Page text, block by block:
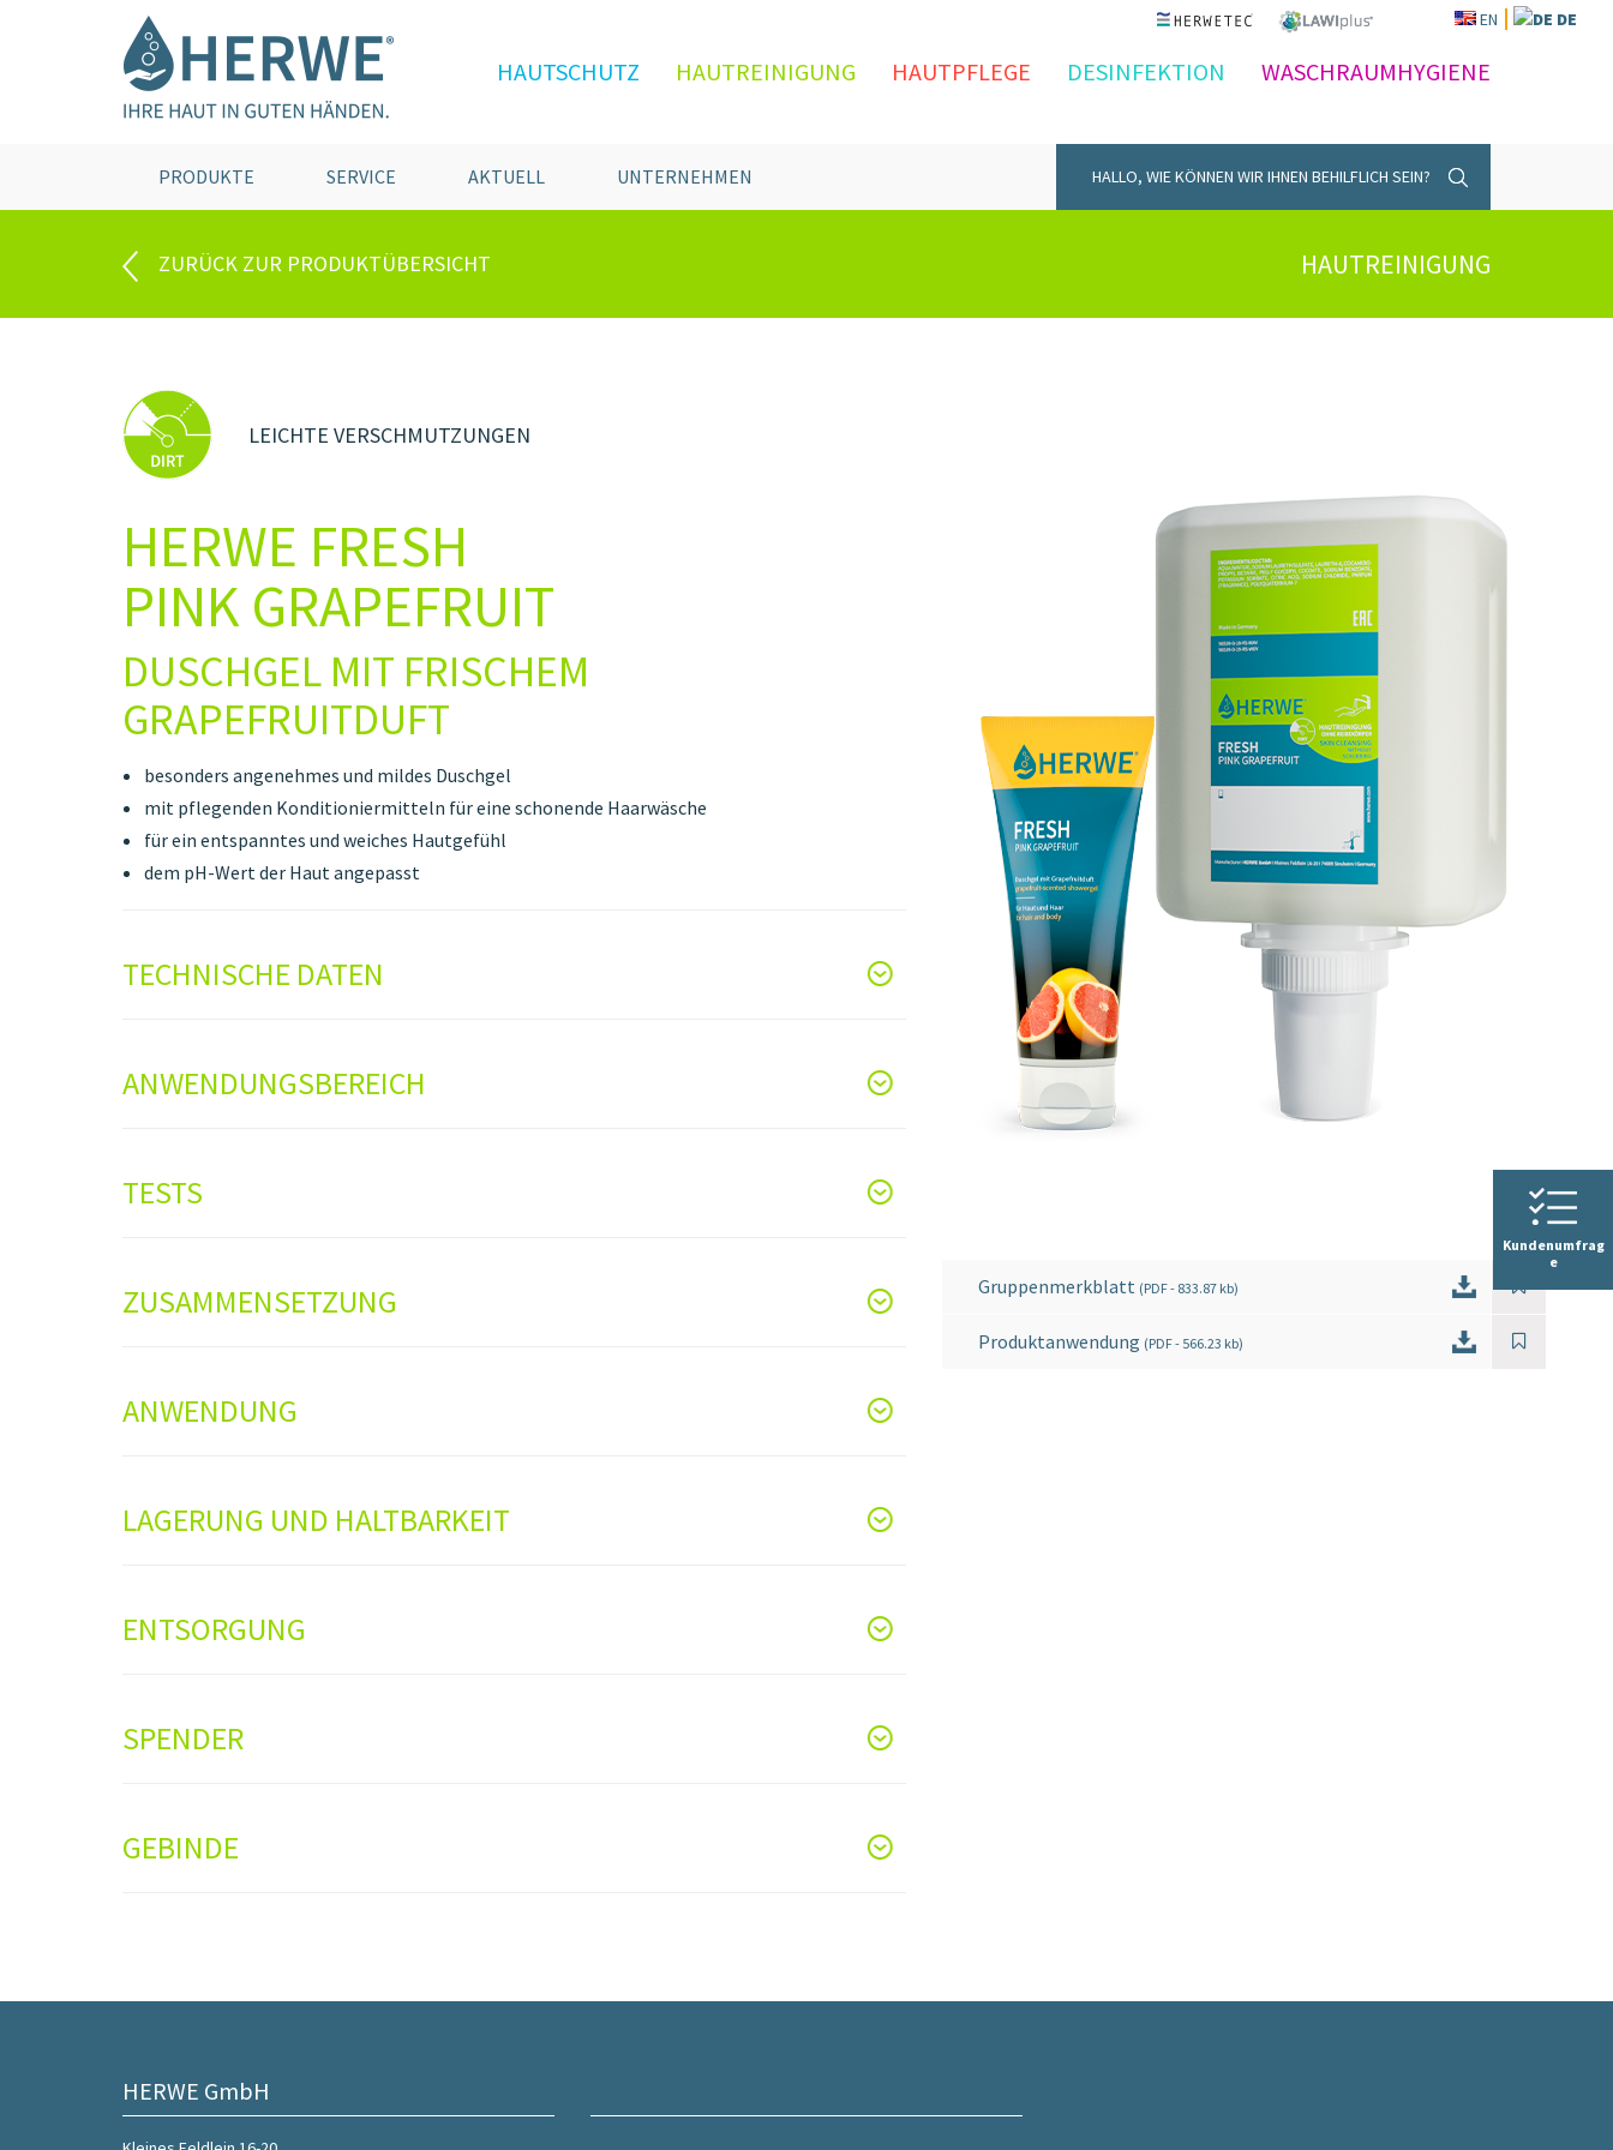
EN DE
HAUTSCHUTZ HAUTREINIGUNG HAUTPFLEGE DESINFEKTION WASCHRAUMHYGIENE
PRODUKTE SERVICE AKTUELL UNTERNEHMEN HALLO, WIE KÖNNEN WIR IHNEN BEHILFLICH SEIN?
ZURÜCK ZUR PRODUKTÜBERSICHT HAUTREINIGUNG
LEICHTE VERSCHMUTZUNGEN
HERWE FRESH
PINK GRAPEFRUIT
DUSCHGEL MIT FRISCHEM
GRAPEFRUITDUFT
besonders angenehmes und mildes Duschgel
mit pflegenden Konditioniermitteln für eine schonende Haarwäsche
für ein entspanntes und weiches Hautgefühl
dem pH-Wert der Haut angepasst
TECHNISCHE DATEN
ANWENDUNGSBEREICH
TESTS
ZUSAMMENSETZUNG
ANWENDUNG
LAGERUNG UND HALTBARKEIT
ENTSORGUNG
SPENDER
GEBINDE
Gruppenmerkblatt (PDF- 833.87 kb)
Produktanwendung (PDF- 566.23 kb)
Kundenumfrag
e
HERWE GmbH